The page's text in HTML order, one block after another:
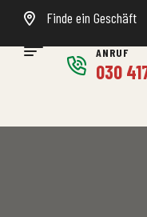
Finde ein Geschäft
ANRUF
030